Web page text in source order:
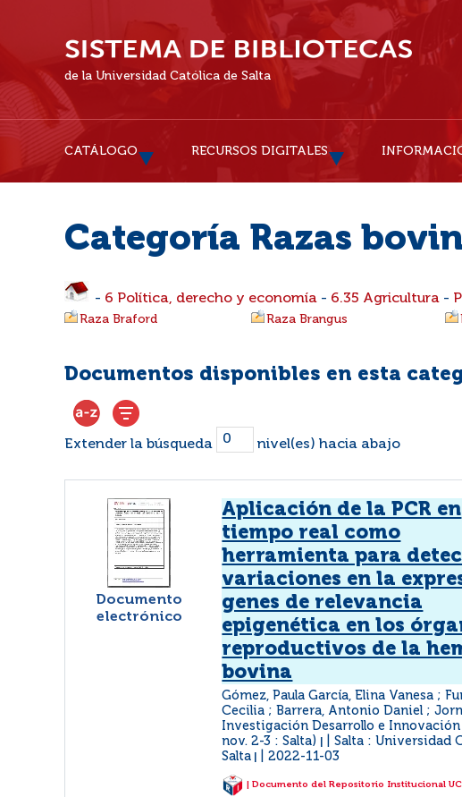
de la Universidad Católica de Salta
CATÁLOGO RECURSOS DIGITALES
Categoría Razas
- 6 Política, derecho y economía - 6.35 Agricultura -
Raza Braford Raza Brangus
Documentos disponibles en esta
Extender la búsqueda nivel(es) hacia abajo
Documento
electrónico
Aplicación de la PCR en
tiempo real como
herramienta para
variaciones en la
genes de relevancia
epigenética en los
reproductivos de la
bovina
Gómez, Paula García, Elina Vanesa ;
Cecilia ; Barrera, Antonio Daniel ;
Investigación Desarrollo e Innovación
nov. 2-3 : Salta)
Salta : Universidad
Salta
2022-11-03
| Documento del Repositorio Institucional